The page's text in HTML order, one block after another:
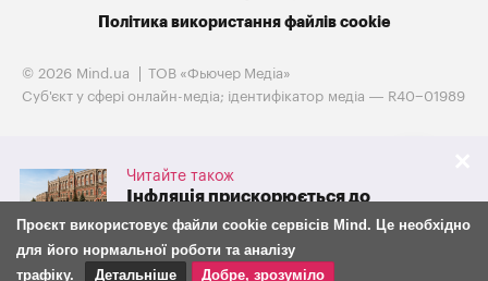
Читайте також
Інфляція прискорюється до
10%: чому НБУ знову підвищив
облікову ставку та як із 7
серпня зміниться її вплив на
фінансовий ринок
Політика використання файлів cookie
© 2026 Mind.ua
ТОВ «Фьючер Медiа»
Cуб'єкт у сфері онлайн-медіа; ідентифікатор медіа — R40−01989
Проєкт використовує файли cookie сервісів Mind. Це необхідно
для його нормальної роботи та аналізу
трафіку.
Детальніше Добре, зрозуміло